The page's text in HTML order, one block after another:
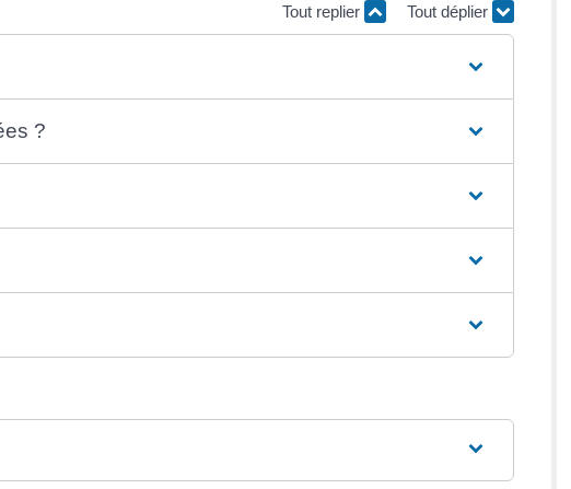
Tout replier Tout déplier
?